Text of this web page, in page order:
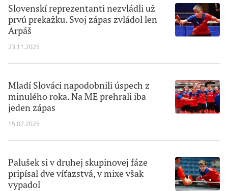
Slovenskí reprezentanti nezvládli už
prvú prekažku. Svoj zápas zvládol len
Arpáš
23.11.2025
Mladí Slováci napodobnili úspech z
minulého roka. Na ME prehrali iba
jeden zápas
15.07.2025
Palušek si v druhej skupinovej fáze
pripísal dve víťazstvá, v mixe však
vypadol